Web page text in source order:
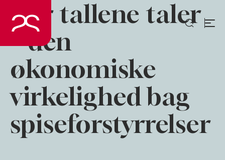
indhold
Når tallene taler
– den
økonomiske
virkelighed bag
spiseforstyrrelser